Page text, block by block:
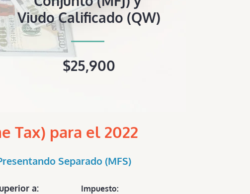
Viudo Calificado (QW)
$25,900
Tax) para el 2022
Separado (MFS)
a: Impuesto: